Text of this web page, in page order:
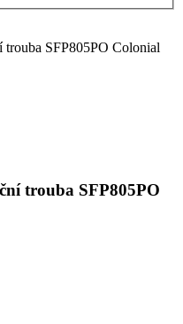
SFP805PO Colonial
trouba SFP805PO